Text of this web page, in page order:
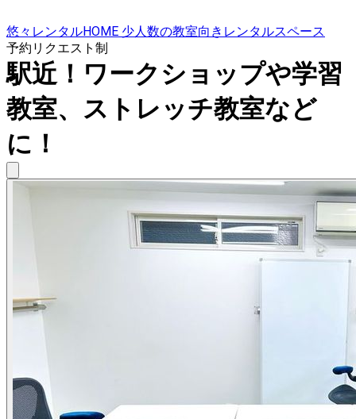
悠々レンタルHOME 少人数の教室向きレンタルスペース
予約リクエスト制
駅近！ワークショップや学習
教室、ストレッチ教室など
に！